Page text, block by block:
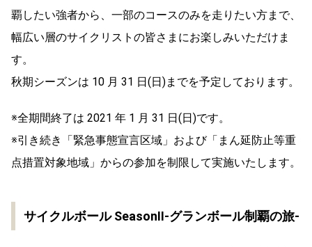
覇したい強者から、一部のコースのみを走りたい方まで、
幅広い層のサイクリストの皆さまにお楽しみいただけま
す。
秋期シーズンは 10 月 31 日(日)までを予定しております。
※全期間終了は 2021 年 1 月 31 日(日)です。
※引き続き「緊急事態宣言区域」および「まん延防止等重
点措置対象地域」からの参加を制限して実施いたします。
サイクルボール SeasonII-グランボール制覇の旅-